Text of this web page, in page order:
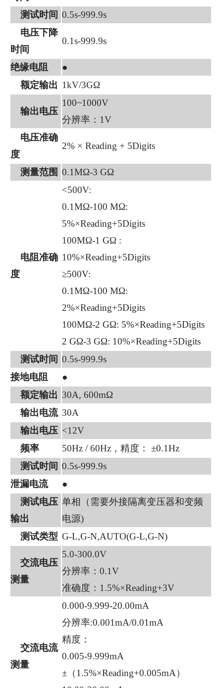
测试时间 0.5s-999.9s
电压下降
时间
0.1s-999.9s
绝缘电阻
●
额定输出 1kV/3GΩ
输出电压
100~1000V
分辨率：1V
电压准确
度
2% × Reading + 5Digits
测量范围 0.1MΩ-3 GΩ
电阻准确
度
<500V:
0.1MΩ-100 MΩ:
5%×Reading+5Digits
100MΩ-1 GΩ :
10%×Reading+5Digits
≥500V:
0.1MΩ-100 MΩ:
2%×Reading+5Digits
100MΩ-2 GΩ: 5%×Reading+5Digits
2 GΩ-3 GΩ: 10%×Reading+5Digits
测试时间 0.5s-999.9s
接地电阻
●
额定输出 30A, 600mΩ
输出电流 30A
输出电压 <12V
频率
50Hz / 60Hz，精度： ±0.1Hz
测试时间 0.5s-999.9s
泄漏电流
●
测试电压
输出
单相（需要外接隔离变压器和变频
电源)
测试类型 G-L,G-N,AUTO(G-L,G-N)
交流电压
测量
5.0-300.0V
分辨率：0.1V
准确度：1.5%×Reading+3V
交流电流
测量
0.000-9.999-20.00mA
分辨率:0.001mA/0.01mA
精度：
0.005-9.999mA
±（1.5%×Reading+0.005mA）